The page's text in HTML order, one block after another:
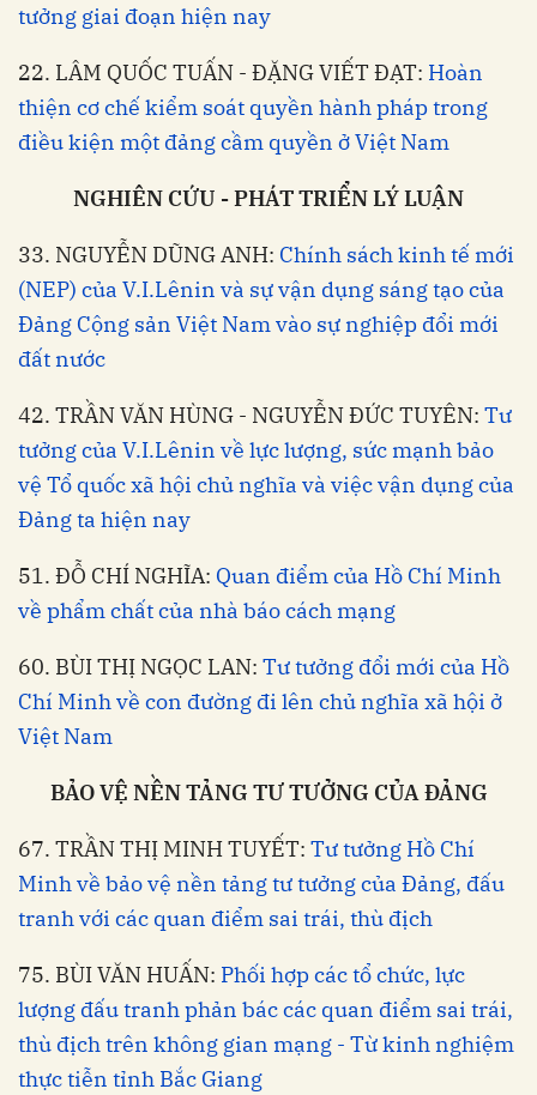
tưởng giai đoạn hiện nay
22. LÂM QUỐC TUẤN - ĐẶNG VIẾT ĐẠT: Hoàn
thiện cơ chế kiểm soát quyền hành pháp trong
điều kiện một đảng cầm quyền ở Việt Nam
NGHIÊN CỨU - PHÁT TRIỂN LÝ LUẬN
33. NGUYỄN DŨNG ANH: Chính sách kinh tế mới
(NEP) của V.I.Lênin và sự vận dụng sáng tạo của
Đảng Cộng sản Việt Nam vào sự nghiệp đổi mới
đất nước
42. TRẦN VĂN HÙNG - NGUYỄN ĐỨC TUYÊN: Tư
tưởng của V.I.Lênin về lực lượng, sức mạnh bảo
vệ Tổ quốc xã hội chủ nghĩa và việc vận dụng của
Đảng ta hiện nay
51. ĐỖ CHÍ NGHĨA: Quan điểm của Hồ Chí Minh
về phẩm chất của nhà báo cách mạng
60. BÙI THỊ NGỌC LAN: Tư tưởng đổi mới của Hồ
Chí Minh về con đường đi lên chủ nghĩa xã hội ở
Việt Nam
BẢO VỆ NỀN TẢNG TƯ TƯỞNG CỦA ĐẢNG
67. TRẦN THỊ MINH TUYẾT: Tư tưởng Hồ Chí
Minh về bảo vệ nền tảng tư tưởng của Đảng, đấu
tranh với các quan điểm sai trái, thù địch
75. BÙI VĂN HUẤN: Phối hợp các tổ chức, lực
lượng đấu tranh phản bác các quan điểm sai trái,
thù địch trên không gian mạng - Từ kinh nghiệm
thực tiễn tỉnh Bắc Giang